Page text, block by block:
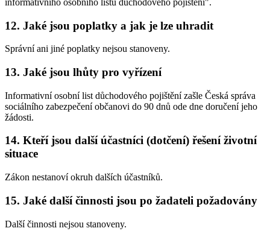
12. Jaké jsou poplatky a jak je lze uhradit
Správní ani jiné poplatky nejsou stanoveny.
13. Jaké jsou lhůty pro vyřízení
Informativní osobní list důchodového pojištění zašle Česká správa
sociálního zabezpečení občanovi do 90 dnů ode dne doručení jeho
žádosti.
14. Kteří jsou další účastníci (dotčení) řešení životní
situace
Zákon nestanoví okruh dalších účastníků.
15. Jaké další činnosti jsou po žadateli požadovány
Další činnosti nejsou stanoveny.